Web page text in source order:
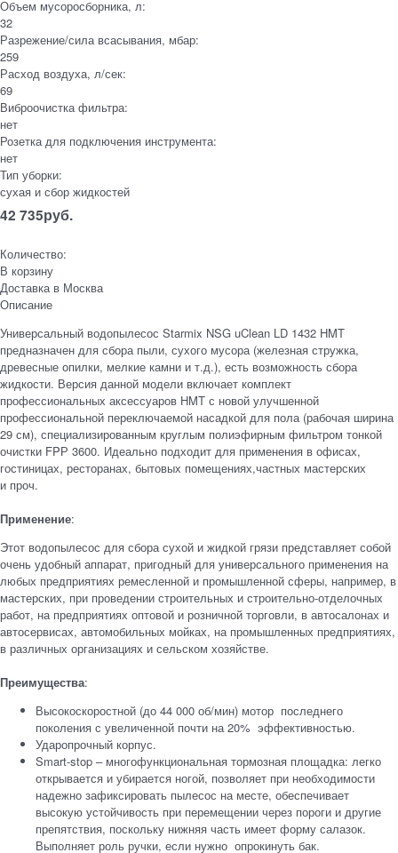
Объем мусоросборника, л:
32
Разрежение/сила всасывания, мбар:
259
Расход воздуха, л/сек:
69
Виброочистка фильтра:
нет
Розетка для подключения инструмента:
нет
Тип уборки:
сухая и сбор жидкостей
42 735руб.
Количество:
В корзину
Доставка в Москва
Описание
Универсальный водопылесос Starmix NSG uClean LD 1432 HMT
предназначен для сбора пыли, сухого мусора (железная стружка,
древесные опилки, мелкие камни и т.д.), есть возможность сбора
жидкости. Версия данной модели включает комплект
профессиональных аксессуаров HMT с новой улучшенной
профессиональной переключаемой насадкой для пола (рабочая ширина
29 см), специализированным круглым полиэфирным фильтром тонкой
очистки FPР 3600. Идеально подходит для применения в офисах,
гостиницах, ресторанах, бытовых помещениях,частных мастерских
и проч.
Применение:
Этот водопылесос для сбора сухой и жидкой грязи представляет собой
очень удобный аппарат, пригодный для универсального применения на
любых предприятиях ремесленной и промышленной сферы, например, в
мастерских, при проведении строительных и строительно-отделочных
работ, на предприятиях оптовой и розничной торговли, в автосалонах и
автосервисах, автомобильных мойках, на промышленных предприятиях,
в различных организациях и сельском хозяйстве.
Преимущества:
Высокоскоростной (до 44 000 об/мин) мотор последнего
поколения с увеличенной почти на 20% эффективностью.
Ударопрочный корпус.
Smart-stop – многофункциональная тормозная площадка: легко
открывается и убирается ногой, позволяет при необходимости
надежно зафиксировать пылесос на месте, обеспечивает
высокую устойчивость при перемещении через пороги и другие
препятствия, поскольку нижняя часть имеет форму салазок.
Выполняет роль ручки, если нужно опрокинуть бак.